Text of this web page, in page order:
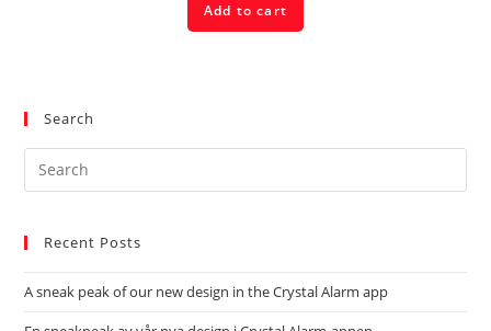
Add to cart
Search
Recent Posts
A sneak peak of our new design in the Crystal Alarm app